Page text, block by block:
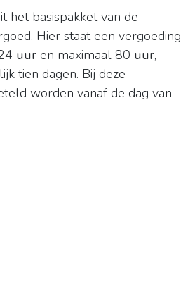
het basispakket van de
Hier staat een vergoeding
uur en maximaal 80 uur,
tien dagen. Bij deze
worden vanaf de dag van